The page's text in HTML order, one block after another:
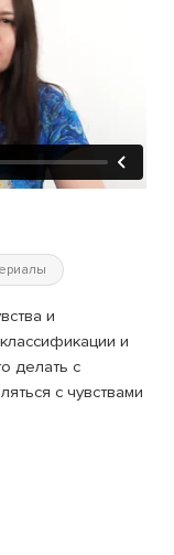
и
и
делать с
с чувствами